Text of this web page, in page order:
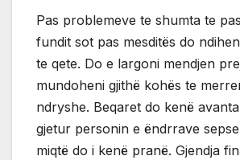
Pas problemeve te shumta te
fundit sot pas mesditës do
te qete. Do e largoni mendjen
mundoheni gjithë kohës te
ndryshe. Beqaret do kenë
gjetur personin e ëndrrave
miqtë do i kenë pranë. Gjendja